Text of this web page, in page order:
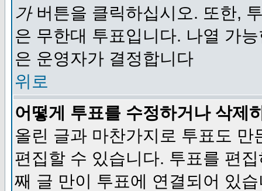
가버튼을 클릭하십시오. 또한,
은 무한대 투표입니다. 나열 가
은 운영자가 결정합니다
위로
어떻게 투표를 수정하거나 삭제
올린 글과 마찬가지로 투표도
편집할 수 있습니다. 투표를 편
째 글 만이 투표에 연결되어 있